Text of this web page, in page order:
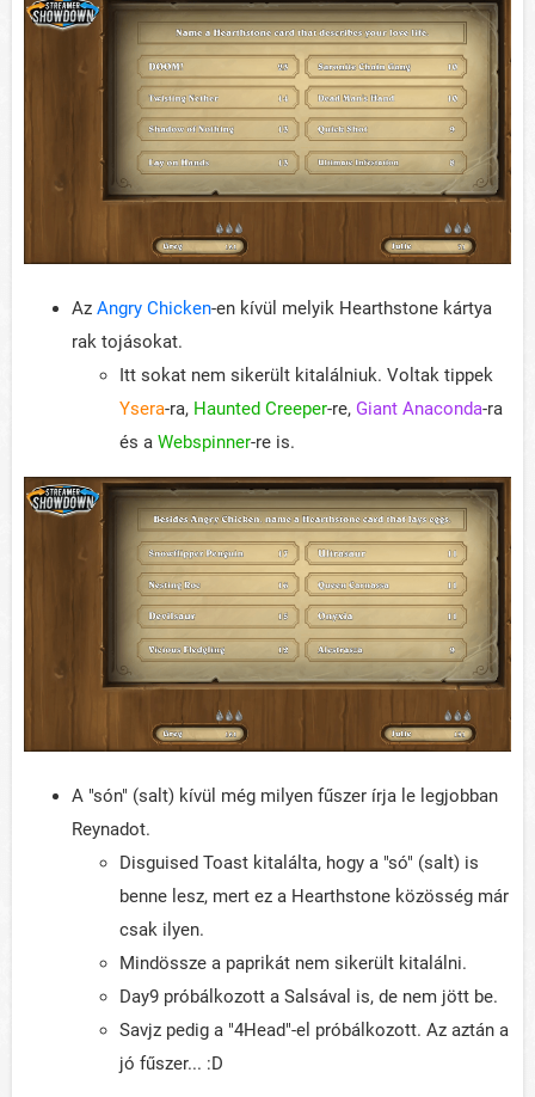
Az Angry Chicken-en kívül melyik Hearthstone kártya
rak tojásokat.
Itt sokat nem sikerült kitalálniuk. Voltak tippek
Ysera-ra, Haunted Creeper-re, Giant Anaconda-ra
és a Webspinner-re is.
A "són" (salt) kívül még milyen fűszer írja le legjobban
Reynadot.
Disguised Toast kitalálta, hogy a "só" (salt) is
benne lesz, mert ez a Hearthstone közösség már
csak ilyen.
Mindössze a paprikát nem sikerült kitalálni.
Day9 próbálkozott a Salsával is, de nem jött be.
Savjz pedig a "4Head"-el próbálkozott. Az aztán a
jó fűszer... :D